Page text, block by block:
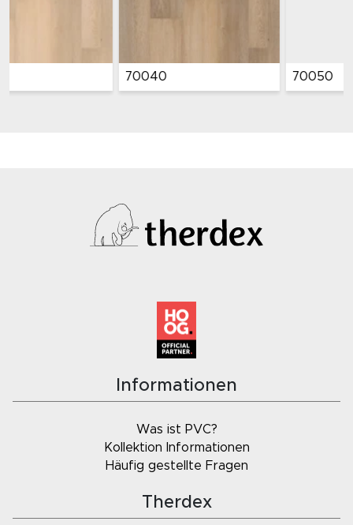
70050
Informationen
Was ist PVC?
Kollektion Informationen
Häufig gestellte Fragen
Therdex